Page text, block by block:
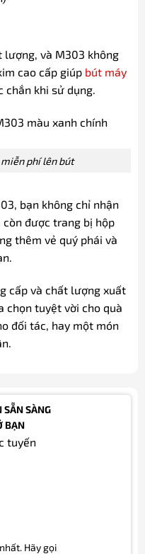
và M303 không
cao cấp giúp bút máy
chắn khi sử dụng.
phí lên bút
bạn không chỉ nhận
được trang bị hộp
thêm vẻ quý phái và
cấp và chất lượng xuất
chọn tuyệt vời cho quà
đối tác, hay một món
SẴN SÀNG
BẠN
Hãy gọi